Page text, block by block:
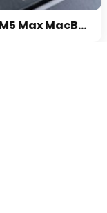
Přehřívající se M5 Max MacBook Pro trápí zaseklé klávesy, cena opravy je $895